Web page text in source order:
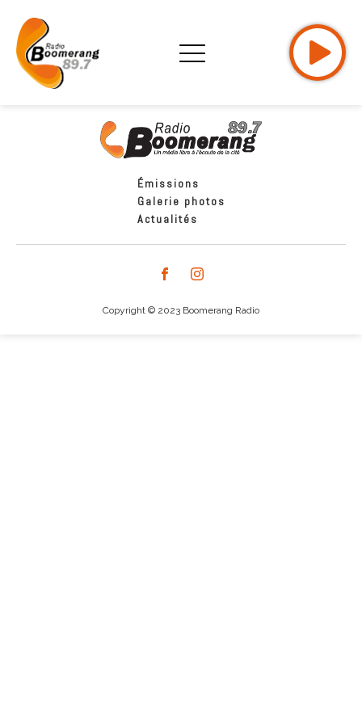
Émissions
Galerie photos
Actualités
Copyright © 2023 Boomerang Radio